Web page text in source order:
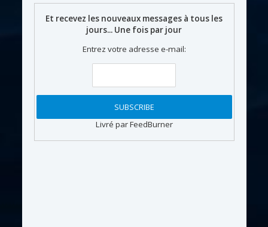
Et recevez les nouveaux messages à tous les
jours... Une fois par jour
Entrez votre adresse e-mail:
Livré par FeedBurner